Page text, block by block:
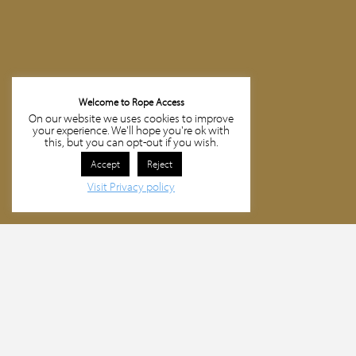
Welcome to Rope Access
On our website we uses cookies to improve
your experience. We'll hope you're ok with
this, but you can opt-out if you wish.
Accept Reject
Visit Privacy policy